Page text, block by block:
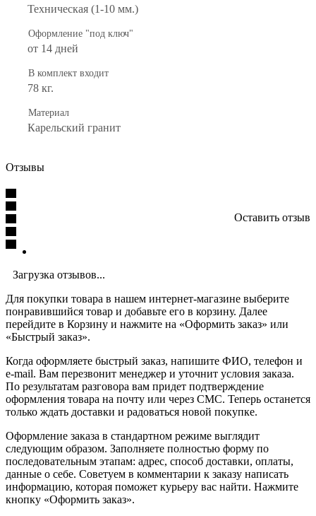
Техническая (1-10 мм.)
Оформление "под ключ"
от 14 дней
В комплект входит
78 кг.
Материал
Карельский гранит
Отзывы
Оставить отзыв
Загрузка отзывов...
Для покупки товара в нашем интернет-магазине выберите
понравившийся товар и добавьте его в корзину. Далее
перейдите в Корзину и нажмите на «Оформить заказ» или
«Быстрый заказ».
Когда оформляете быстрый заказ, напишите ФИО, телефон и
e-mail. Вам перезвонит менеджер и уточнит условия заказа.
По результатам разговора вам придет подтверждение
оформления товара на почту или через СМС. Теперь останется
только ждать доставки и радоваться новой покупке.
Оформление заказа в стандартном режиме выглядит
следующим образом. Заполняете полностью форму по
последовательным этапам: адрес, способ доставки, оплаты,
данные о себе. Советуем в комментарии к заказу написать
информацию, которая поможет курьеру вас найти. Нажмите
кнопку «Оформить заказ».